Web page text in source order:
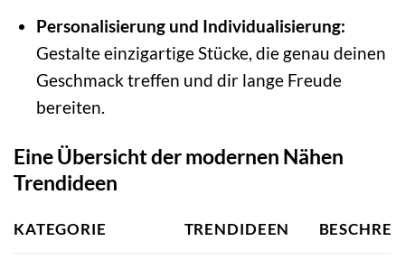
Personalisierung und Individualisierung:
Gestalte einzigartige Stücke, die genau deinen
Geschmack treffen und dir lange Freude
bereiten.
Eine Übersicht der modernen Nähen
Trendideen
KATEGORIE TRENDIDEEN